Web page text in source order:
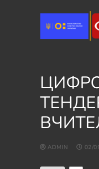
ADMIN 02/